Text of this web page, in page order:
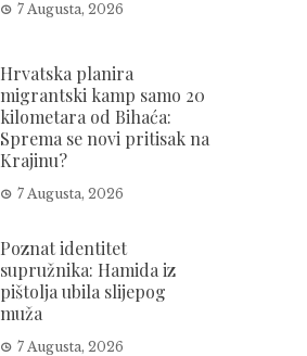
7 Augusta, 2026
Hrvatska planira
migrantski kamp samo 20
kilometara od Bihaća:
Sprema se novi pritisak na
Krajinu?
7 Augusta, 2026
Poznat identitet
supružnika: Hamida iz
pištolja ubila slijepog
muža
7 Augusta, 2026